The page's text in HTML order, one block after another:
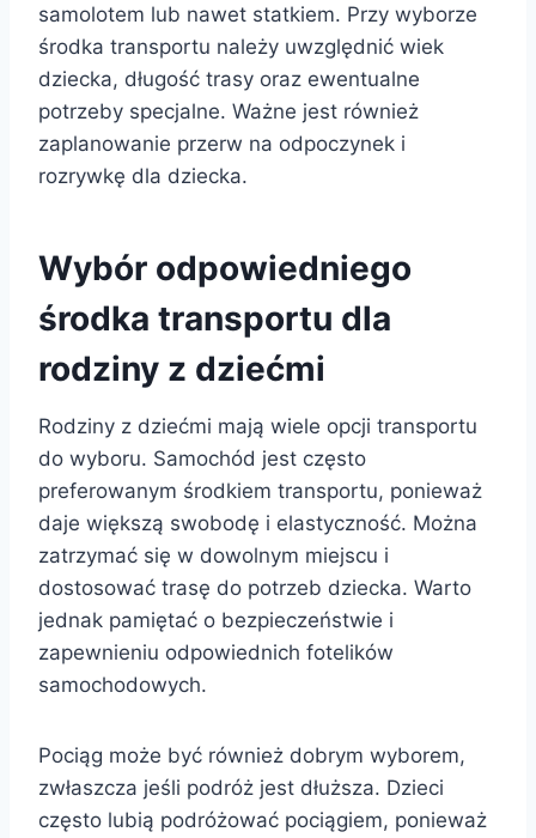
samolotem lub nawet statkiem. Przy wyborze
środka transportu należy uwzględnić wiek
dziecka, długość trasy oraz ewentualne
potrzeby specjalne. Ważne jest również
zaplanowanie przerw na odpoczynek i
rozrywkę dla dziecka.
Wybór odpowiedniego
środka transportu dla
rodziny z dziećmi
Rodziny z dziećmi mają wiele opcji transportu
do wyboru. Samochód jest często
preferowanym środkiem transportu, ponieważ
daje większą swobodę i elastyczność. Można
zatrzymać się w dowolnym miejscu i
dostosować trasę do potrzeb dziecka. Warto
jednak pamiętać o bezpieczeństwie i
zapewnieniu odpowiednich fotelików
samochodowych.
Pociąg może być również dobrym wyborem,
zwłaszcza jeśli podróż jest dłuższa. Dzieci
często lubią podróżować pociągiem, ponieważ